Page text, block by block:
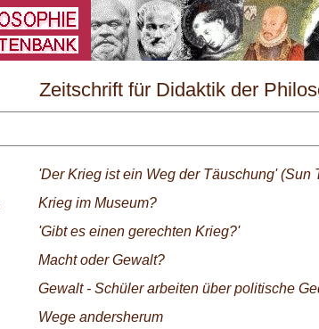
Zeitschrift für Didaktik der
Nr. 4/1991
'Der Krieg ist ein Weg der Täuschung' (Sun
Krieg im Museum?
'Gibt es einen gerechten Krieg?'
Macht oder Gewalt?
Gewalt - Schüler arbeiten über politische
Wege andersherum